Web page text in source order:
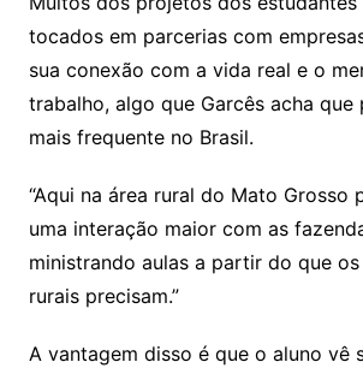
tocados em parcerias com
sua conexão com a vida real e o
trabalho, algo que Garcês acha que
mais frequente no Brasil.
“Aqui na área rural do Mato Grosso
uma interação maior com as
ministrando aulas a partir do que
rurais precisam.”
A vantagem disso é que o aluno vê